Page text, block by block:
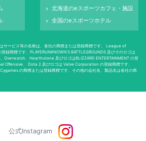
keyboard_arrow_right 北海道のeスポーツカフェ・施設
keyboard_arrow_right 全国のeスポーツホテル
サービス等の名称は、各社の商標または登録商標です。 League of
録商標です。PLAYERUNKNOWN'S BATTLEGROUNDS 及びそのロゴは
Overwatch、Hearthstone 及びロゴはBLIZZARD ENTERTAINMENT の登
Oﬀensive、 Dota 2 及びロゴは Valve Corporation の登録商標です。
の商標または登録商標です。その他の会社名、製品名は各社の商
公式Instagram